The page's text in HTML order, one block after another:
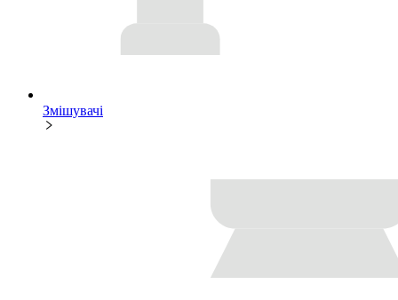
Змішувачі